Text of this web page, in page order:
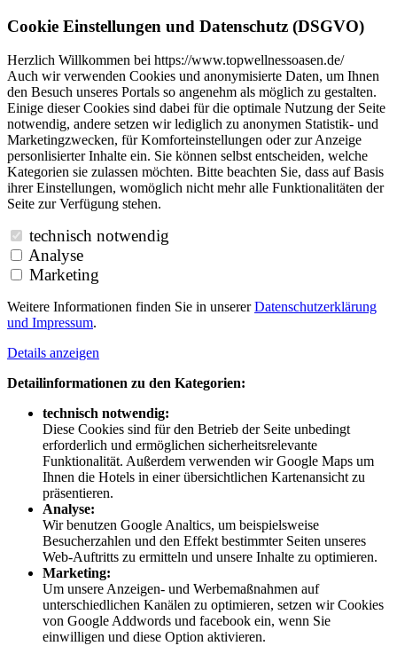
Cookie Einstellungen und Datenschutz (DSGVO)
Herzlich Willkommen bei https://www.topwellnessoasen.de/
Auch wir verwenden Cookies und anonymisierte Daten, um Ihnen
den Besuch unseres Portals so angenehm als möglich zu gestalten.
Einige dieser Cookies sind dabei für die optimale Nutzung der Seite
notwendig, andere setzen wir lediglich zu anonymen Statistik- und
Marketingzwecken, für Komforteinstellungen oder zur Anzeige
personlisierter Inhalte ein. Sie können selbst entscheiden, welche
Kategorien sie zulassen möchten. Bitte beachten Sie, dass auf Basis
ihrer Einstellungen, womöglich nicht mehr alle Funktionalitäten der
Seite zur Verfügung stehen.
technisch notwendig
Analyse
Marketing
Weitere Informationen finden Sie in unsererDatenschutzerklärung
und Impressum.
Details anzeigen
Detailinformationen zu den Kategorien:
technisch notwendig:
Diese Cookies sind für den Betrieb der Seite unbedingt
erforderlich und ermöglichen sicherheitsrelevante
Funktionalität. Außerdem verwenden wir Google Maps um
Ihnen die Hotels in einer übersichtlichen Kartenansicht zu
präsentieren.
Analyse:
Wir benutzen Google Analtics, um beispielsweise
Besucherzahlen und den Effekt bestimmter Seiten unseres
Web-Auftritts zu ermitteln und unsere Inhalte zu optimieren.
Marketing:
Um unsere Anzeigen- und Werbemaßnahmen auf
unterschiedlichen Kanälen zu optimieren, setzen wir Cookies
von Google Addwords und facebook ein, wenn Sie
einwilligen und diese Option aktivieren.